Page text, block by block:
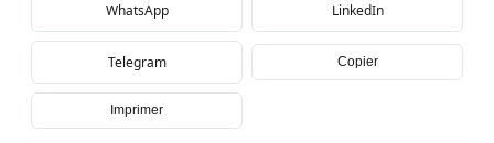
WhatsApp LinkedIn
Telegram Copier
Imprimer